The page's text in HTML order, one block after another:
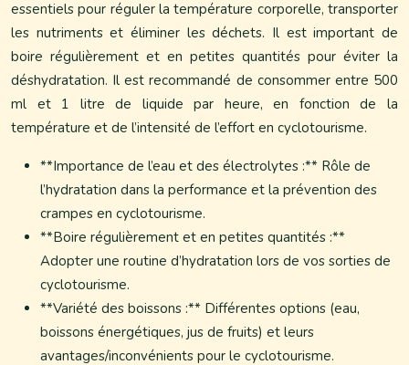
essentiels pour réguler la température corporelle, transporter
les nutriments et éliminer les déchets. Il est important de
boire régulièrement et en petites quantités pour éviter la
déshydratation. Il est recommandé de consommer entre 500
ml et 1 litre de liquide par heure, en fonction de la
température et de l’intensité de l’effort en cyclotourisme.
**Importance de l’eau et des électrolytes :** Rôle de
l’hydratation dans la performance et la prévention des
crampes en cyclotourisme.
**Boire régulièrement et en petites quantités :**
Adopter une routine d’hydratation lors de vos sorties de
cyclotourisme.
**Variété des boissons :** Différentes options (eau,
boissons énergétiques, jus de fruits) et leurs
avantages/inconvénients pour le cyclotourisme.